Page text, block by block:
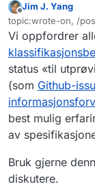
Frakoblet
Jim J. Yang
topic:wrote-on, /
Sist endret av
Vi oppfordrer
status «til
(som Github-
best mulig
av
Bruk gjerne
diskutere.